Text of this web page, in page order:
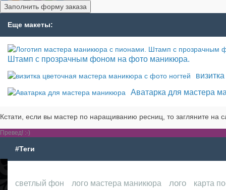
Заполнить форму заказа
Еще макеты:
Штамп с прозрачным фоном на фото маникюра.
Аватарка для мастера
Кстати, если вы мастер по наращиванию ресниц, то загляните на
Превед! :-)
#Теги
светлый фон лого мастера маникюра лого карта